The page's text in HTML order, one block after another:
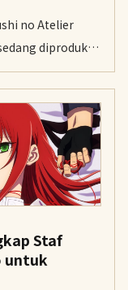
no Atelier
diproduksi.
dua episode di
Staf
untuk